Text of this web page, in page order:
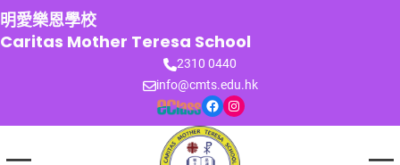
跳
至
主
明愛樂恩學校
Caritas Mother Teresa School
2310 0440
info@cmts.edu.hk
Facebook Instagram